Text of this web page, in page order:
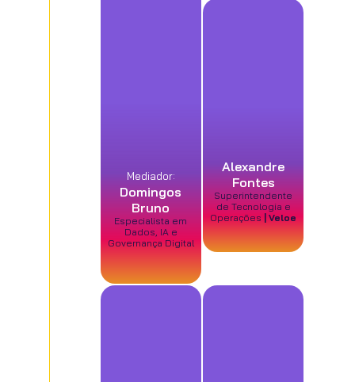
Mediador:
Domingos
Bruno
Especialista em
Dados, IA e
Governança Digital
Alexandre
Fontes
Superintendente
de Tecnologia e
Operações
| Veloe